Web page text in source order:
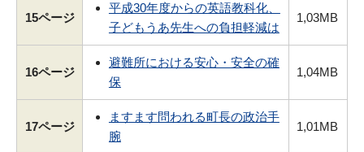
15ページ
平成30年度からの英語教科化、
子どもうあ先生への負担軽減は
1,03MB
16ページ
避難所における安心・安全の確
保
1,04MB
17ページ
ますます問われる町長の政治手
腕
1,01MB